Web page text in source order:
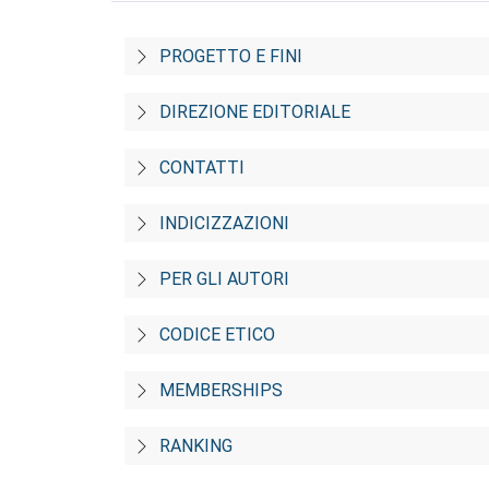
PROGETTO E FINI
DIREZIONE EDITORIALE
CONTATTI
INDICIZZAZIONI
PER GLI AUTORI
CODICE ETICO
MEMBERSHIPS
RANKING